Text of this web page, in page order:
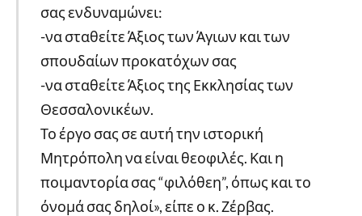
σας ενδυναμώνει:
-να σταθείτε Άξιος των Άγιων και των
σπουδαίων προκατόχων σας
-να σταθείτε Άξιος της Εκκλησίας των
Θεσσαλονικέων.
Το έργο σας σε αυτή την ιστορική
Μητρόπολη να είναι θεοφιλές. Και η
ποιμαντορία σας “φιλόθεη”, όπως και το
όνομά σας δηλοί», είπε ο κ. Ζέρβας.